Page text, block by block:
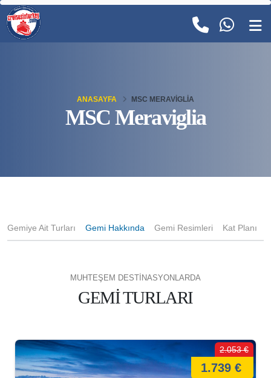
MSC Meraviglia
ANASAYFA MSC MERAVIGLIA
Gemiye Ait Turları Gemi Hakkında Gemi Resimleri Kat Planı
MUHTEŞEM DESTİNASYONLARDA
GEMİ TURLARI
2.053 €
1.739 €